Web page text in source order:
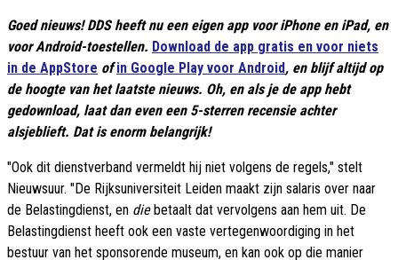
Goed nieuws! DDS heeft nu een eigen app voor iPhone en iPad, en
voor Android-toestellen. Download de app gratis en voor niets
in de AppStore ofin Google Play voor Android, en blijf altijd op
de hoogte van het laatste nieuws. Oh, en als je de app hebt
gedownload, laat dan even een 5-sterren recensie achter
alsjeblieft. Dat is enorm belangrijk!
"Ook dit dienstverband vermeldt hij niet volgens de regels," stelt
Nieuwsuur. "De Rijksuniversiteit Leiden maakt zijn salaris over naar
de Belastingdienst, en die betaalt dat vervolgens aan hem uit. De
Belastingdienst heeft ook een vaste vertegenwoordiging in het
bestuur van het sponsorende museum, en kan ook op die manier